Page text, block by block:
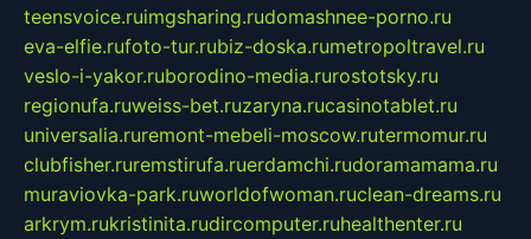
teensvoice.ruimgsharing.rudomashnee-porno.ru
eva-elfie.rufoto-tur.rubiz-doska.rumetropoltravel.ru
veslo-i-yakor.ruborodino-media.rurostotsky.ru
regionufa.ruweiss-bet.ruzaryna.rucasinotablet.ru
universalia.ruremont-mebeli-moscow.rutermomur.ru
clubfisher.ruremstirufa.ruerdamchi.rudoramamama.ru
muraviovka-park.ruworldofwoman.ruclean-dreams.ru
arkrym.rukristinita.rudircomputer.ruhealthenter.ru